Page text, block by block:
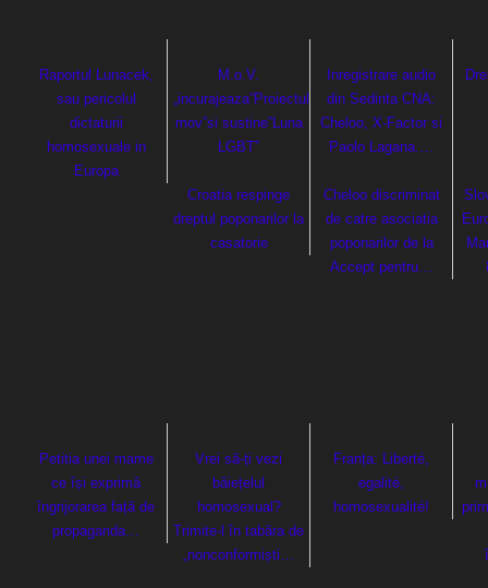
Raportul Lunacek,
sau pericolul
dictaturii
homosexuale in
Europa
M.o.V.
„incurajeaza”Proiectul
mov”si sustine”Luna
LGBT”
Inregistrare audio
din Sedinta CNA:
Cheloo, X-Factor si
Paolo Lagana.…
Croatia respinge
dreptul poponarilor la
casatorie
Cheloo discriminat
de catre asociatia
poponarilor de la
Accept pentru…
Petitia unei mame
ce își exprimă
îngrijorarea față de
propaganda…
Vrei să-ți vezi
băiețelul
homosexual?
Trimite-l în tabăra de
„nonconformiști…
Franța: Liberté,
egalité,
homosexualité!